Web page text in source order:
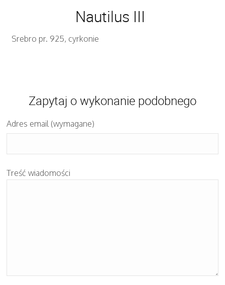
Nautilus III
Srebro pr. 925, cyrkonie
Zapytaj o wykonanie podobnego
Adres email (wymagane)
Treść wiadomości